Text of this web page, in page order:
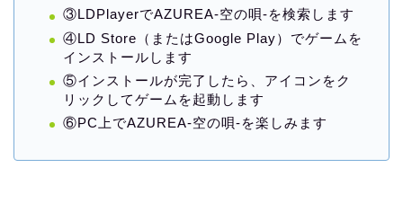
③LDPlayerでAZUREA-空の唄-を検索します
④LD Store（またはGoogle Play）でゲームを
インストールします
⑤インストールが完了したら、アイコンをク
リックしてゲームを起動します
⑥PC上でAZUREA-空の唄-を楽しみます